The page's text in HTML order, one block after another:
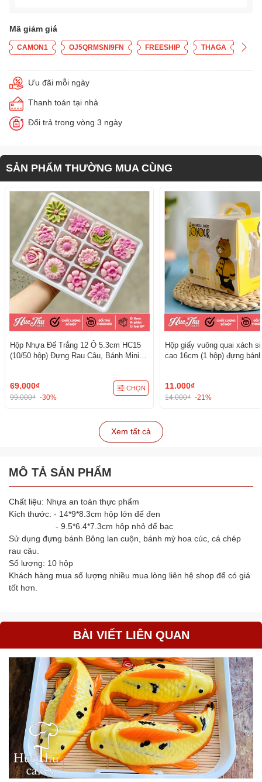
Mã giảm giá
CAMON1 OJ5QRMSNI9FN FREESHIP THAGA
Ưu đãi mỗi ngày
Thanh toán tại nhà
Đổi trả trong vòng 3 ngày
SẢN PHẨM THƯỜNG MUA CÙNG
Hộp Nhựa Đế Trắng 12 Ô 5.3cm HC15
(10/50 hộp) Đựng Rau Câu, Bánh Mini,
69.000₫
99.000₫ -30%
CHỌN
Hộp giấy vuông quai xách
cao 16cm (1 hộp) đựng
11.000₫
14.000₫ -21%
Xem tất cả
MÔ TẢ SẢN PHẨM
Chất liệu: Nhựa an toàn thực phẩm
Kích thước: - 14*9*8.3cm hộp lớn đế đen
- 9.5*6.4*7.3cm hộp nhỏ đế bạc
Sử dụng đựng bánh Bông lan cuộn, bánh mỳ hoa cúc, cá chép
rau câu.
Số lượng: 10 hộp
Khách hàng mua số lượng nhiều mua lòng liên hệ shop để có giá
tốt hơn.
BÀI VIẾT LIÊN QUAN